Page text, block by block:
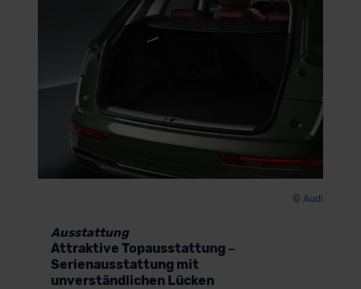
© Audi
Ausstattung
Attraktive Topausstattung –
Serienausstattung mit
unverständlichen Lücken